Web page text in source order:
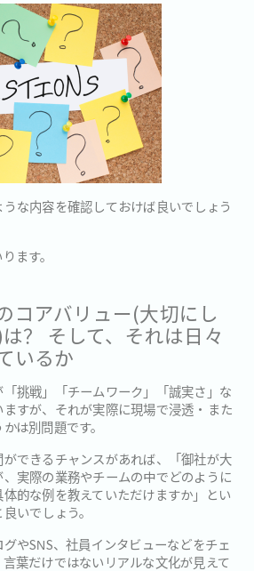
な内容を確認しておけば良いでしょう
ます。
コアバリュー(大切にし
？ そして、それは日々
いるか
挑戦」「チームワーク」「誠実さ」な
すが、それが実際に現場で浸透・また
は別問題です。
できるチャンスがあれば、「御社が大
実際の業務やチームの中でどのように
的な例を教えていただけますか」とい
いでしょう。
やSNS、社員インタビューなどをチェ
葉だけではないリアルな文化が見えて